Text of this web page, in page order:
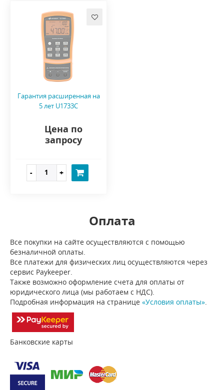
Гарантия расширенная на
5 лет U1733C
Цена по
запросу
Оплата
Все покупки на сайте осуществляются с помощью
безналичной оплаты.
Все платежи для физических лиц осуществляются через
сервис Paykeeper.
Также возможно оформление счета для оплаты от
юридического лица (мы работаем с НДС).
Подробная информация на странице «Условия оплаты»
Банковские карты